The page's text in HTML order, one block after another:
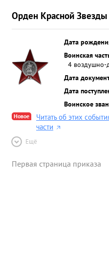
Орден Красной Звезды
Дата
Воинская
4 воздушно-
Дата
Дата
Воинское
Новое
Читать об этих
части
Ещё
Первая страница приказа